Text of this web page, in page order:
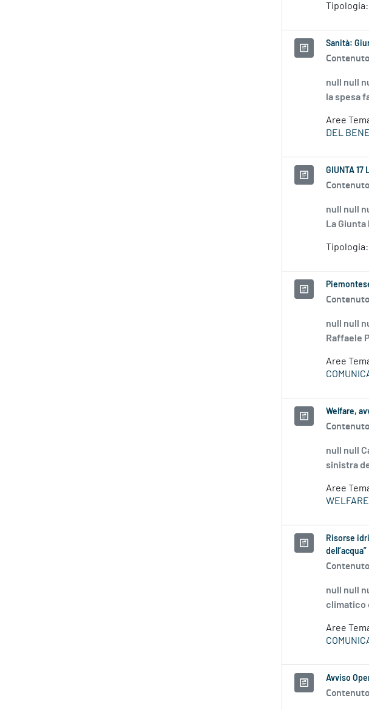
Tipologia:
Sanità:
null null
la spesa
Aree
DEL
GIUNTA 17
null null
La
Tipologia:
null null
Raffaele
Aree
Welfare,
null null
sinistra
Aree
WELFARE
Risorse
dell’acqua”
null null
climatico
Aree
Avviso